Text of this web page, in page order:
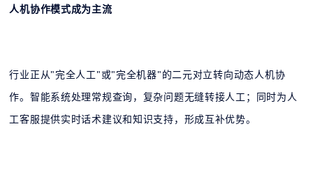
人机协作模式成为主流
行业正从"完全人工"或"完全机器"的二元对立转向动态人机协
作。智能系统处理常规查询，复杂问题无缝转接人工；同时为人
工客服提供实时话术建议和知识支持，形成互补优势。